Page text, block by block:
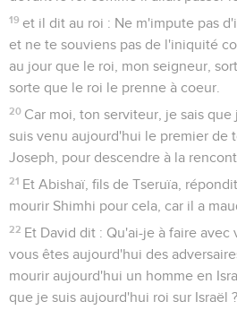
19 et il dit au roi : Ne m'impute pas
et ne te souviens pas de l'iniquité
au jour que le roi, mon seigneur,
sorte que le roi le prenne à coeur.
20 Car moi, ton serviteur, je sais
suis venu aujourd'hui le premier de
Joseph, pour descendre à la
21 Et Abishaï, fils de Tseruïa,
mourir Shimhi pour cela, car il a
22 Et David dit : Qu'ai-je à faire avec
vous êtes aujourd'hui des
mourir aujourd'hui un homme en
que je suis aujourd'hui roi sur Israël ?